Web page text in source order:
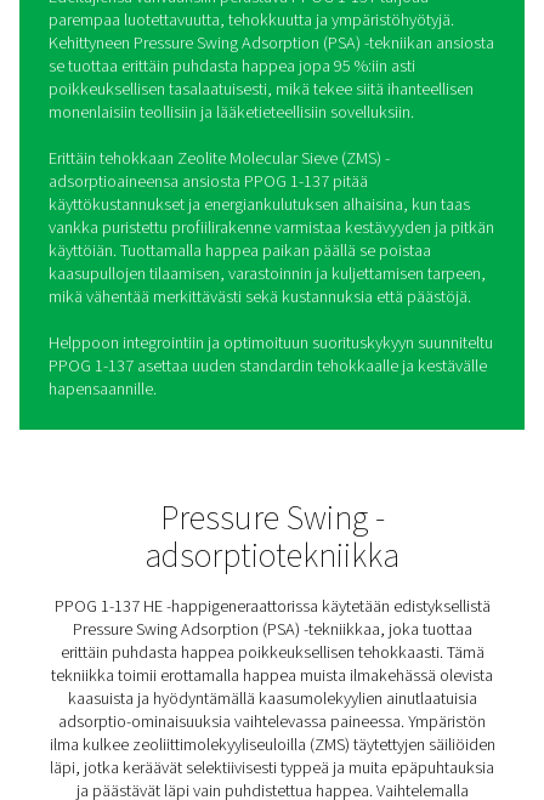
PPOG 1-137 PSA -
happigeneraattorit
PPOG 1-137 -happigeneraattori on uusin kehitysaskel
Pneumatechin toimiviksi todetuissa
Edeltäjiensä vahvuuksiin perustuva PPOG 1-137 tarjoaa
parempaa luotettavuutta, tehokkuutta ja
Kehittyneen Pressure Swing Adsorption (PSA) -
se tuottaa erittäin puhdasta happea jopa 95 %:iin asti
poikkeuksellisen tasalaatuisesti, mikä tekee siitä
monenlaisiin teollisiin ja lääketieteellisiin sovelluksiin.